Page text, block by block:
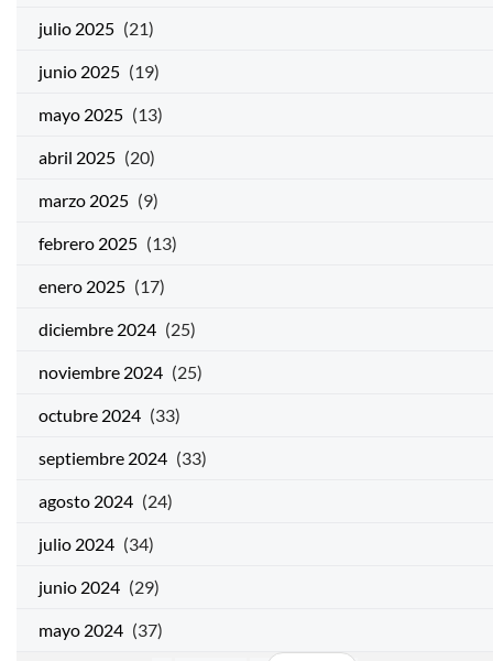
julio 2025 (21)
junio 2025 (19)
mayo 2025 (13)
abril 2025 (20)
marzo 2025 (9)
febrero 2025 (13)
enero 2025 (17)
diciembre 2024 (25)
noviembre 2024 (25)
octubre 2024 (33)
septiembre 2024 (33)
agosto 2024 (24)
julio 2024 (34)
junio 2024 (29)
mayo 2024 (37)